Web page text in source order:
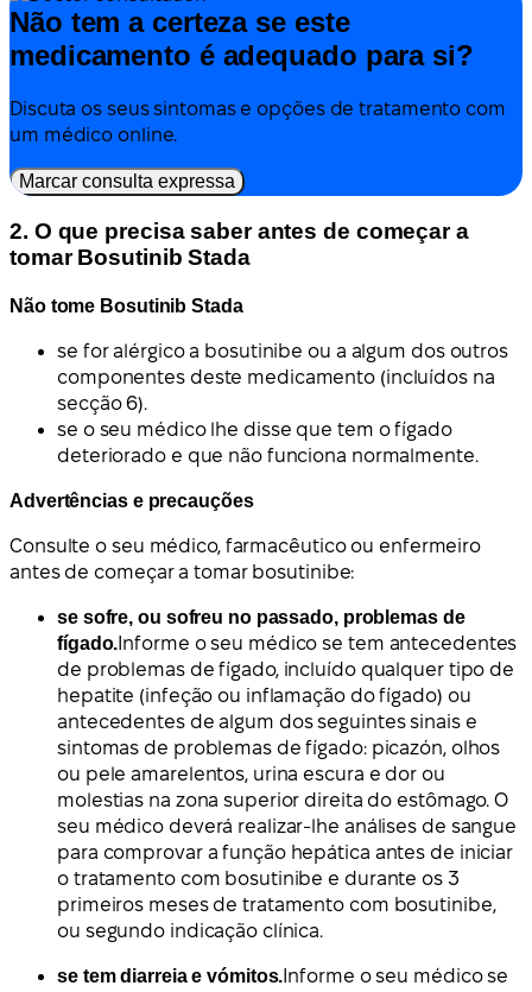
Não tem a certeza se este
medicamento é adequado para si?
Discuta os seus sintomas e opções de tratamento com
um médico online.
Marcar consulta expressa
2. O que precisa saber antes de começar a
tomar Bosutinib Stada
Não tome Bosutinib Stada
se for alérgico a bosutinibe ou a algum dos outros
componentes deste medicamento (incluídos na
secção 6).
se o seu médico lhe disse que tem o fígado
deteriorado e que não funciona normalmente.
Advertências e precauções
Consulte o seu médico, farmacêutico ou enfermeiro
antes de começar a tomar bosutinibe:
se sofre, ou sofreu no passado, problemas de
fígado. Informe o seu médico se tem antecedentes
de problemas de fígado, incluído qualquer tipo de
hepatite (infeção ou inflamação do fígado) ou
antecedentes de algum dos seguintes sinais e
sintomas de problemas de fígado: picazón, olhos
ou pele amarelentos, urina escura e dor ou
molestias na zona superior direita do estômago. O
seu médico deverá realizar-lhe análises de sangue
para comprovar a função hepática antes de iniciar
o tratamento com bosutinibe e durante os 3
primeiros meses de tratamento com bosutinibe,
ou segundo indicação clínica.
se tem diarreia e vómitos. Informe o seu médico se